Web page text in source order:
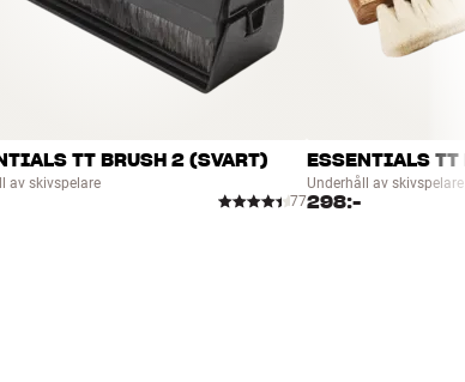
TT BRUSH 2 (SVART)
av skivspelare
77
ESSENTIALS TT
Underhåll av skivspelare
298:-